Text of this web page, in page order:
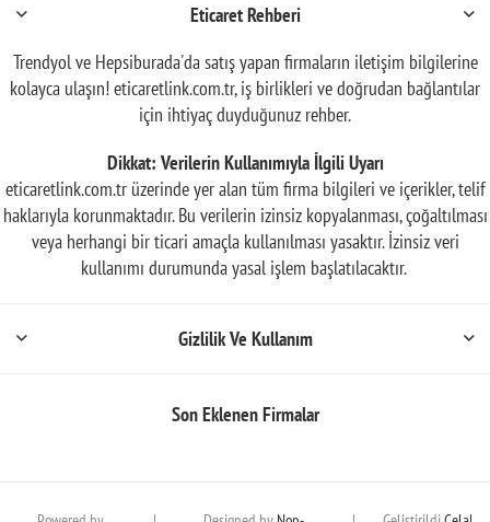
Eticaret Rehberi
Trendyol ve Hepsiburada'da satış yapan firmaların iletişim bilgilerine
kolayca ulaşın! eticaretlink.com.tr, iş birlikleri ve doğrudan bağlantılar
için ihtiyaç duyduğunuz rehber.
Dikkat: Verilerin Kullanımıyla İlgili Uyarı
eticaretlink.com.tr üzerinde yer alan tüm firma bilgileri ve içerikler, telif
haklarıyla korunmaktadır. Bu verilerin izinsiz kopyalanması, çoğaltılması
veya herhangi bir ticari amaçla kullanılması yasaktır. İzinsiz veri
kullanımı durumunda yasal işlem başlatılacaktır.
Gizlilik Ve Kullanım
Son Eklenen Firmalar